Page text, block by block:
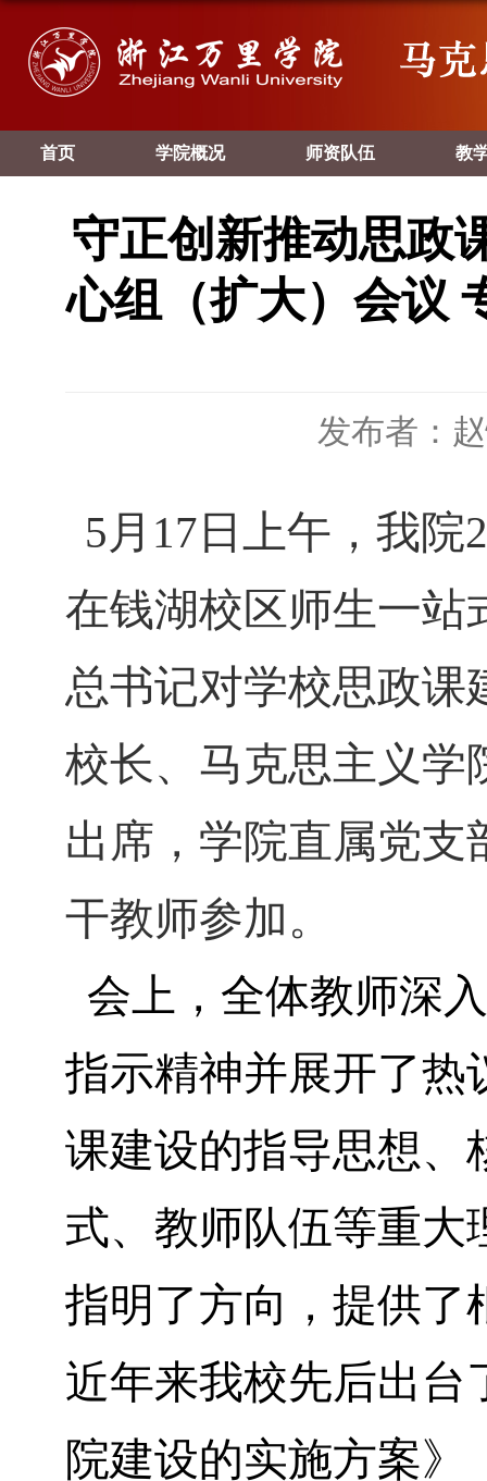
首页 学院概况 师资队伍 教
守正创新推动思
心组（扩大）会议
发布者：
5 月 17 日上午，我院
在钱湖校区师生一站
总书记对学校思政课
校长、马克思主义学
出席，学院直属党支
干教师参加。
会上，全体教师深
指示精神并展开了热
课建设的指导思想、
式、教师队伍等重大
指明了方向，提供了
近年来我校先后出台
院建设的实施方案》